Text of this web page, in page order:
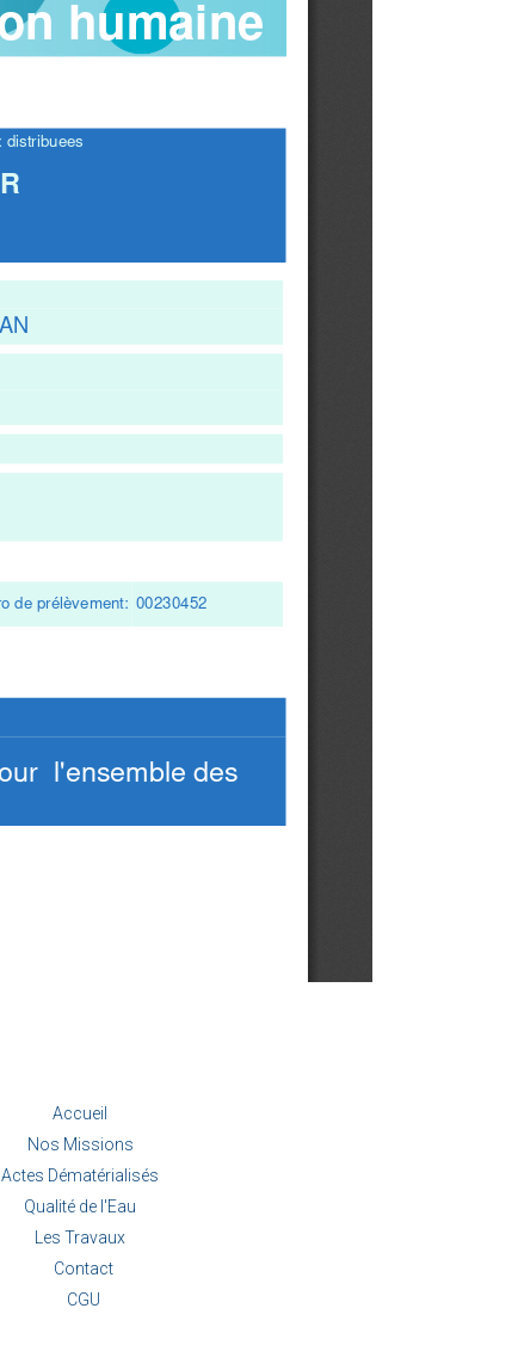
Accueil
Nos Missions
Actes Dématérialisés
Qualité de l'Eau
Les Travaux
Contact
CGU